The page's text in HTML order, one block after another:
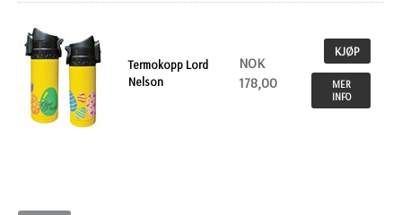
Termokopp Lord
Nelson
NOK
178,00
KJØP
MER
INFO